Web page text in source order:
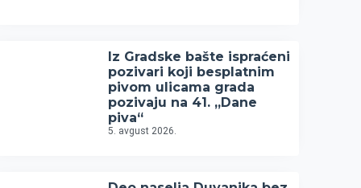
Iz Gradske bašte ispraćeni
pozivari koji besplatnim
pivom ulicama grada
pozivaju na 41. „Dane
piva“
5. avgust 2026.